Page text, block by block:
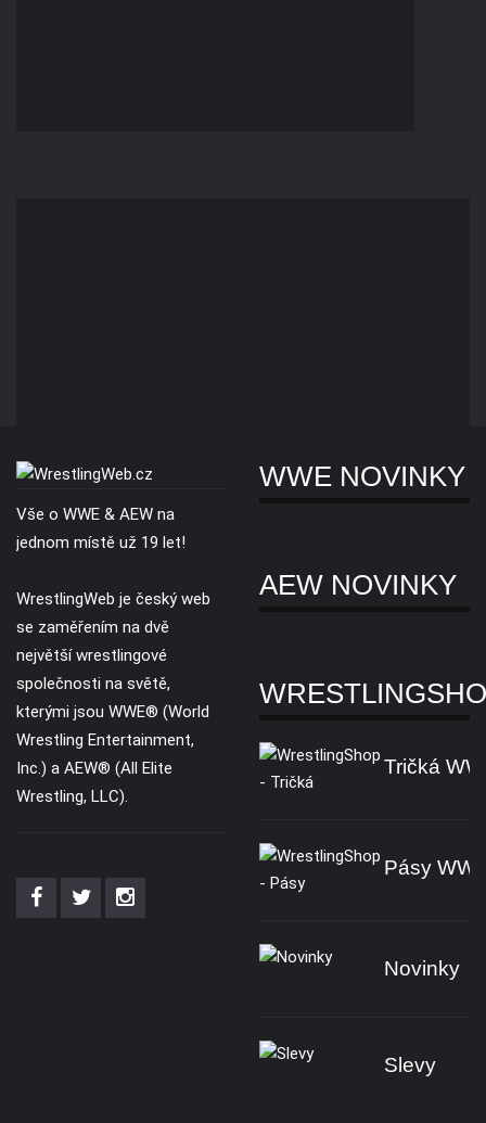
Vše o WWE & AEW na
jednom místě už 19 let!
WrestlingWeb je český web
se zaměřením na dvě
největší wrestlingové
společnosti na světě,
kterými jsou WWE® (World
Wrestling Entertainment,
Inc.) a AEW® (All Elite
Wrestling, LLC).
WWE NOVINKY
AEW NOVINKY
Tričká
Pásy
Novinky
Slevy